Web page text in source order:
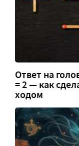
Ответ на
= 2 — как
ходом